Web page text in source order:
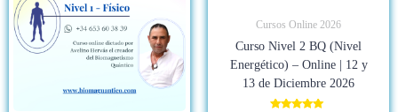
Cursos Online 2026
Curso Nivel 2 BQ (Nivel
Energético) – Online | 12 y
13 de Diciembre 2026